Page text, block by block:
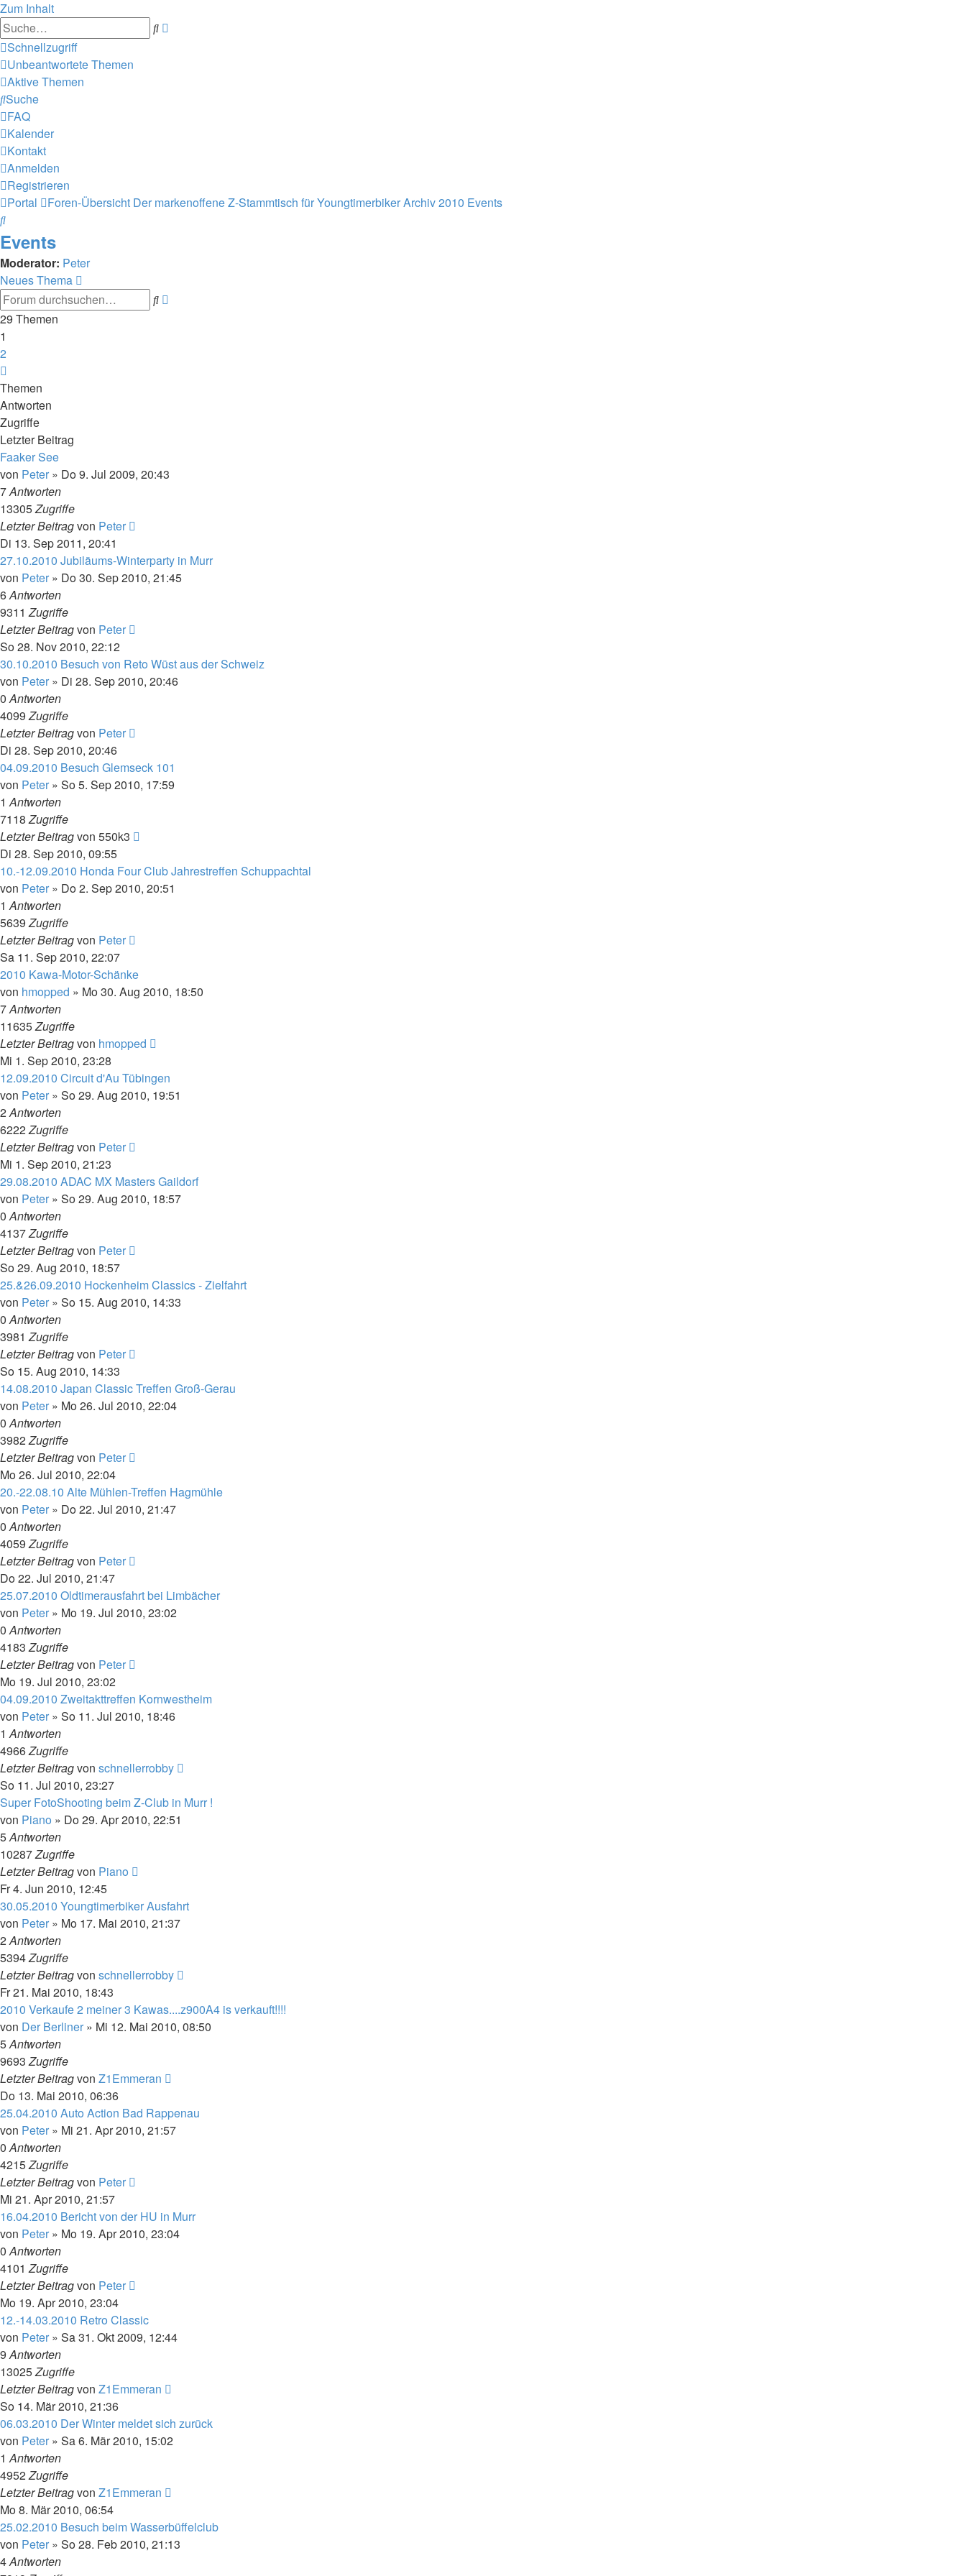
Zum Inhalt
Suche
Schnellzugriff
Unbeantwortete Themen
Aktive Themen
Suche
FAQ
Kalender
Kontakt
Anmelden
Registrieren
Portal
Foren-Übersicht Der markenoffene Z-Stammtisch für YoungtimerbikerArchiv2010 Events
Suche
Events
Moderator: Peter
Neues Thema
Suche
29 Themen
1
2
Themen
Antworten
Zugriffe
Letzter Beitrag
Faaker See
von Peter » Do 9. Jul 2009, 20:43
7Antworten
13305Zugriffe
Letzter Beitragvon Peter
Di 13. Sep 2011, 20:41
27.10.2010 Jubiläums-Winterparty in Murr
von Peter » Do 30. Sep 2010, 21:45
6Antworten
9311Zugriffe
Letzter Beitragvon Peter
So 28. Nov 2010, 22:12
30.10.2010 Besuch von Reto Wüst aus der Schweiz
von Peter » Di 28. Sep 2010, 20:46
0Antworten
4099Zugriffe
Letzter Beitragvon Peter
Di 28. Sep 2010, 20:46
04.09.2010 Besuch Glemseck 101
von Peter » So 5. Sep 2010, 17:59
1Antworten
7118Zugriffe
Letzter Beitragvon 550k3
Di 28. Sep 2010, 09:55
10.-12.09.2010 Honda Four Club Jahrestreffen Schuppachtal
von Peter » Do 2. Sep 2010, 20:51
1Antworten
5639Zugriffe
Letzter Beitragvon Peter
Sa 11. Sep 2010, 22:07
2010 Kawa-Motor-Schänke
von hmopped » Mo 30. Aug 2010, 18:50
7Antworten
11635Zugriffe
Letzter Beitragvon hmopped
Mi 1. Sep 2010, 23:28
12.09.2010 Circuit d'Au Tübingen
von Peter » So 29. Aug 2010, 19:51
2Antworten
6222Zugriffe
Letzter Beitragvon Peter
Mi 1. Sep 2010, 21:23
29.08.2010 ADAC MX Masters Gaildorf
von Peter » So 29. Aug 2010, 18:57
0Antworten
4137Zugriffe
Letzter Beitragvon Peter
So 29. Aug 2010, 18:57
25.&26.09.2010 Hockenheim Classics - Zielfahrt
von Peter » So 15. Aug 2010, 14:33
0Antworten
3981Zugriffe
Letzter Beitragvon Peter
So 15. Aug 2010, 14:33
14.08.2010 Japan Classic Treffen Groß-Gerau
von Peter » Mo 26. Jul 2010, 22:04
0Antworten
3982Zugriffe
Letzter Beitragvon Peter
Mo 26. Jul 2010, 22:04
20.-22.08.10 Alte Mühlen-Treffen Hagmühle
von Peter » Do 22. Jul 2010, 21:47
0Antworten
4059Zugriffe
Letzter Beitragvon Peter
Do 22. Jul 2010, 21:47
25.07.2010 Oldtimerausfahrt bei Limbächer
von Peter » Mo 19. Jul 2010, 23:02
0Antworten
4183Zugriffe
Letzter Beitragvon Peter
Mo 19. Jul 2010, 23:02
04.09.2010 Zweitakttreffen Kornwestheim
von Peter » So 11. Jul 2010, 18:46
1Antworten
4966Zugriffe
Letzter Beitragvon schnellerrobby
So 11. Jul 2010, 23:27
Super FotoShooting beim Z-Club in Murr !
von Piano » Do 29. Apr 2010, 22:51
5Antworten
10287Zugriffe
Letzter Beitragvon Piano
Fr 4. Jun 2010, 12:45
30.05.2010 Youngtimerbiker Ausfahrt
von Peter » Mo 17. Mai 2010, 21:37
2Antworten
5394Zugriffe
Letzter Beitragvon schnellerrobby
Fr 21. Mai 2010, 18:43
2010 Verkaufe 2 meiner 3 Kawas....z900A4 is verkauft!!!!
von Der Berliner » Mi 12. Mai 2010, 08:50
5Antworten
9693Zugriffe
Letzter Beitragvon Z1Emmeran
Do 13. Mai 2010, 06:36
25.04.2010 Auto Action Bad Rappenau
von Peter » Mi 21. Apr 2010, 21:57
0Antworten
4215Zugriffe
Letzter Beitragvon Peter
Mi 21. Apr 2010, 21:57
16.04.2010 Bericht von der HU in Murr
von Peter » Mo 19. Apr 2010, 23:04
0Antworten
4101Zugriffe
Letzter Beitragvon Peter
Mo 19. Apr 2010, 23:04
12.-14.03.2010 Retro Classic
von Peter » Sa 31. Okt 2009, 12:44
9Antworten
13025Zugriffe
Letzter Beitragvon Z1Emmeran
So 14. Mär 2010, 21:36
06.03.2010 Der Winter meldet sich zurück
von Peter » Sa 6. Mär 2010, 15:02
1Antworten
4952Zugriffe
Letzter Beitragvon Z1Emmeran
Mo 8. Mär 2010, 06:54
25.02.2010 Besuch beim Wasserbüffelclub
von Peter » So 28. Feb 2010, 21:13
4Antworten